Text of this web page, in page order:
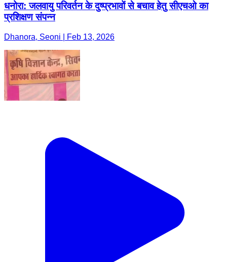
धनोरा: जलवायु परिवर्तन के दुष्प्रभावों से बचाव हेतु सीएचओ का
प्रशिक्षण संपन्न
Dhanora, Seoni | Feb 13, 2026